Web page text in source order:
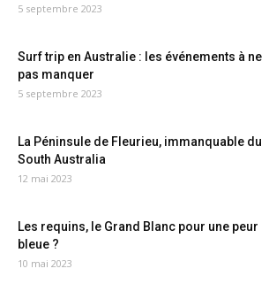
5 septembre 2023
Surf trip en Australie : les événements à ne
pas manquer
5 septembre 2023
La Péninsule de Fleurieu, immanquable du
South Australia
12 mai 2023
Les requins, le Grand Blanc pour une peur
bleue ?
10 mai 2023